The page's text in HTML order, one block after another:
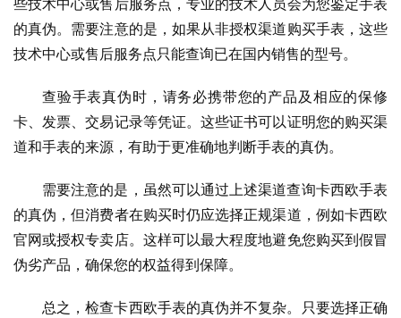
些技术中心或售后服务点，专业的技术人员会为您鉴定手表
的真伪。需要注意的是，如果从非授权渠道购买手表，这些
技术中心或售后服务点只能查询已在国内销售的型号。
查验手表真伪时，请务必携带您的产品及相应的保修
卡、发票、交易记录等凭证。这些证书可以证明您的购买渠
道和手表的来源，有助于更准确地判断手表的真伪。
需要注意的是，虽然可以通过上述渠道查询卡西欧手表
的真伪，但消费者在购买时仍应选择正规渠道，例如卡西欧
官网或授权专卖店。这样可以最大程度地避免您购买到假冒
伪劣产品，确保您的权益得到保障。
总之，检查卡西欧手表的真伪并不复杂。只要选择正确